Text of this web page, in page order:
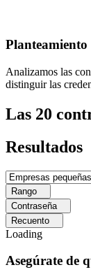
Planteamiento
Analizamos las
distinguir las
Las 20
Resultados
Rango
Contraseña
Recuento
Loading
Asegúrate de